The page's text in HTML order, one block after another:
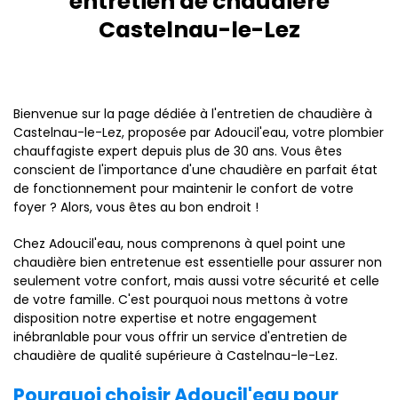
Castelnau-le-Lez
Bienvenue sur la page dédiée à l'entretien de chaudière à
Castelnau-le-Lez, proposée par Adoucil'eau, votre plombier
chauffagiste expert depuis plus de 30 ans. Vous êtes
conscient de l'importance d'une chaudière en parfait état
de fonctionnement pour maintenir le confort de votre
foyer ? Alors, vous êtes au bon endroit !
Chez Adoucil'eau, nous comprenons à quel point une
chaudière bien entretenue est essentielle pour assurer non
seulement votre confort, mais aussi votre sécurité et celle
de votre famille. C'est pourquoi nous mettons à votre
disposition notre expertise et notre engagement
inébranlable pour vous offrir un service d'entretien de
chaudière de qualité supérieure à Castelnau-le-Lez.